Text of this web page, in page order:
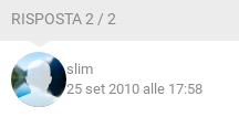
RISPOSTA 2 / 2
slim
25 set 2010 alle 17:58